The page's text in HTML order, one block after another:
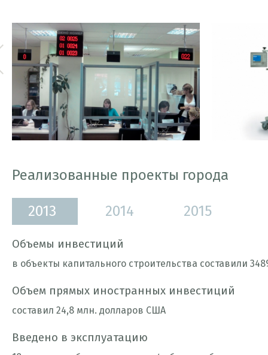
Реализованные проекты города
2013 2014 2015
Объемы инвестиций
в объекты капитального строительства составили
Объем прямых иностранных инвестиций
составил 24,8 млн. долларов США
Введено в эксплуатацию